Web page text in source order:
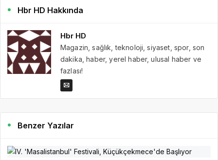
Hbr HD Hakkında
Hbr HD
Magazin, sağlık, teknoloji, siyaset, spor, son
dakika, haber, yerel haber, ulusal haber ve
fazlası!
Benzer Yazılar